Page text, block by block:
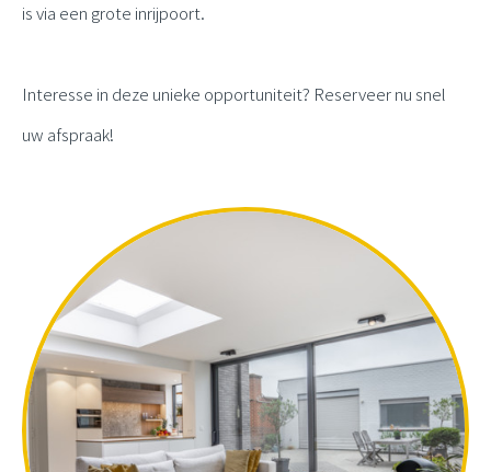
is via een grote inrijpoort.
Interesse in deze unieke opportuniteit? Reserveer nu snel
uw afspraak!